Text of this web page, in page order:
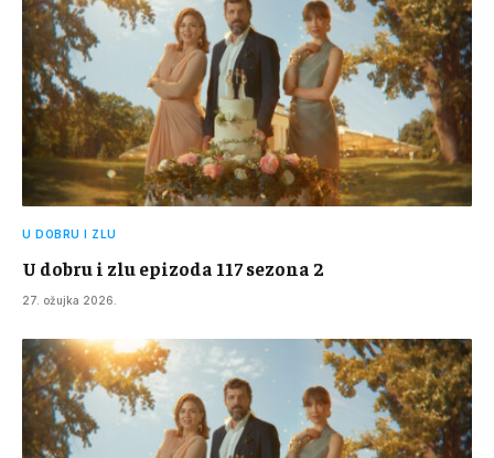
U DOBRU I ZLU
U dobru i zlu epizoda 117 sezona 2
27. ožujka 2026.